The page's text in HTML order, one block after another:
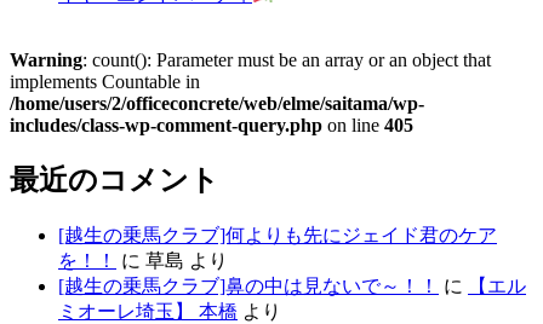
Warning: count(): Parameter must be an array or an object that
implements Countable in
/home/users/2/officeconcrete/web/elme/saitama/wp-
includes/class-wp-comment-query.php on line 405
最近のコメント
[越生の乗馬クラブ]何よりも先にジェイド君のケア
を！！
に 草島 より
[越生の乗馬クラブ]鼻の中は見ないで～！！
に
【エル
ミオーレ埼玉】 本橋 より